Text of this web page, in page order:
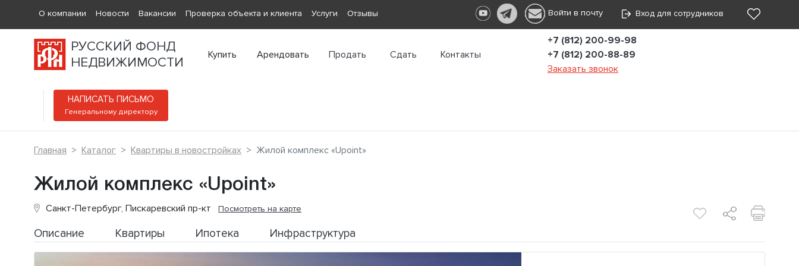
О компании Новости Вакансии Проверка объекта и клиента Услуги Отзывы Войти в почту Вход для сотрудников
РУССКИЙ ФОНД
НЕДВИЖИМОСТИ
Купить Арендовать Продать Сдать Контакты
+7 (812) 200-99-98
+7 (812) 200-88-89
Заказать звонок
НАПИСАТЬ ПИСЬМО
Генеральному директору
Главная Каталог Квартиры в новостройках Жилой комплекс «Upoint»
Жилой комплекс «Upoint»
Санкт-Петербург, Пискаревский пр-кт Посмотреть на карте
Описание Квартиры Ипотека Инфраструктура